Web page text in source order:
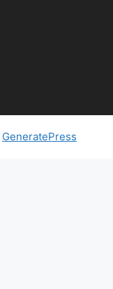
GeneratePress